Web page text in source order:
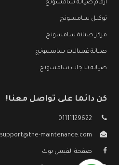
ارقام صيانة سامسونج
توكيل سامسونج
مركز صيانة سامسونج
صيانة غسالات سامسونج
صيانة ثلاجات سامسونج
كن دائما على تواصل معنا!
01111129622
support@the-maintenance.com
صفحة الفيس بوك